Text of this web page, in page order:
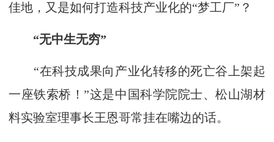
佳地，又是如何打造科技产业化的“梦工厂”？
“无中生无穷”
“在科技成果向产业化转移的死亡谷上架起
一座铁索桥！”这是中国科学院院士、松山湖材
料实验室理事长王恩哥常挂在嘴边的话。